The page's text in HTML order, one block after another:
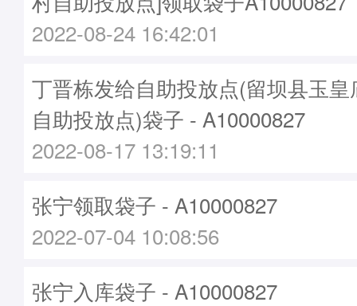
2022-08-24 16:42:01
丁晋栋发给自助投放点(留坝县玉
自助投放点)袋子 - A10000827
2022-08-17 13:19:11
张宁领取袋子 - A10000827
2022-07-04 10:08:56
张宁入库袋子 - A10000827